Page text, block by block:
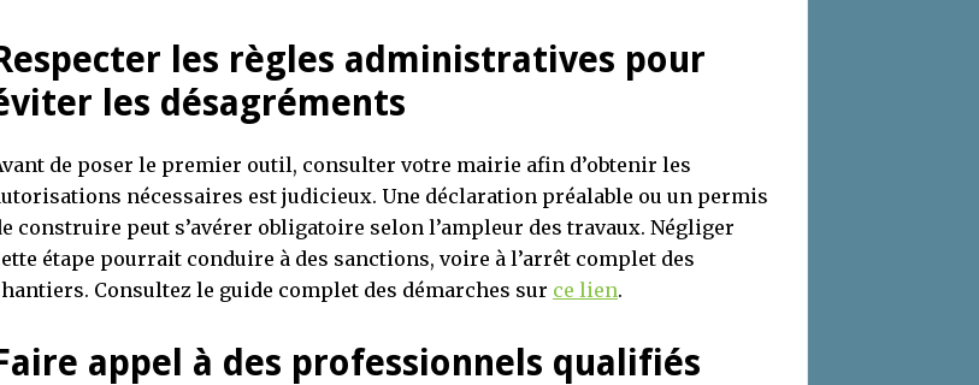
les règles administratives pour
les désagréments
de poser le premier outil, consulter votre mairie afin d’obtenir les
nécessaires est judicieux. Une déclaration préalable ou un permis
construire peut s’avérer obligatoire selon l’ampleur des travaux. Négliger
étape pourrait conduire à des sanctions, voire à l’arrêt complet des
Consultez le guide complet des démarches sur ce lien.
appel à des professionnels qualifiés